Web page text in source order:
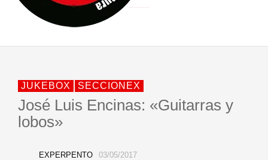
JOFRE BARDAGÍ EN EXVITA INTERPRETANDO A SERRAT
JUKEBOX SECCIONEX
José Luis Encinas: «Guitarras y
lobos»
EXPERPENTO 03/05/2017